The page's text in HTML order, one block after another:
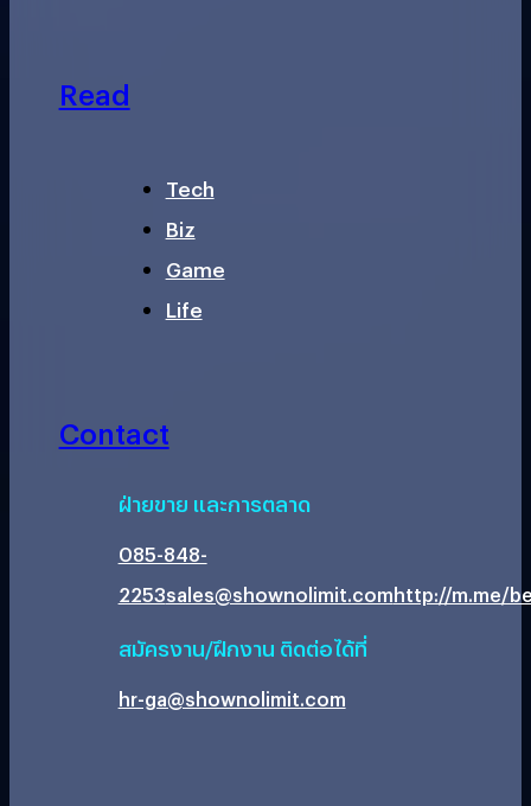
Read
Tech
Biz
Game
Life
Contact
ฝ่ายขาย และการตลาด
085-848-
2253sales@shownolimit.comhttp://m.me/
สมัครงาน/ฝึกงาน ติดต่อได้ที่
hr-ga@shownolimit.com